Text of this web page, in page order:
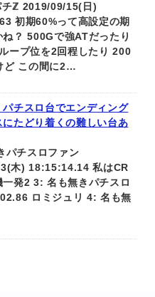
ℤ 2019/09/15(日)
初期60%って高設定の期
ね？ 500Gで強ATだったり
ープ位を2回程したり 200
ど この間に2…
パチスロ台でエンディング
にたどり着くの難しい台あ
パチスロファン
木) 18:15:14.14 私はCR
一発2 3: 名も無きパチスロ
ロミジュリ 4: 名も無